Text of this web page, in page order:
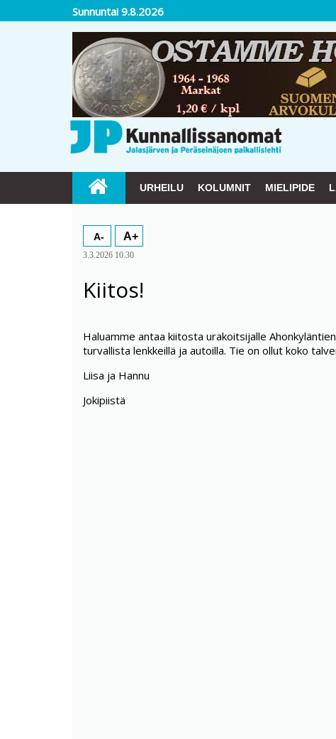
Sunnuntai 9.8.2026
URHEILU KOLUMNIT MIELIPIDE
A- A+
3.3.2026 10.30
Kiitos!
Haluamme antaa kiitosta urakoitsijalle
turvallista lenkkeillä ja autoilla. Tie on ollut koko
Liisa ja Hannu
Jokipiistä